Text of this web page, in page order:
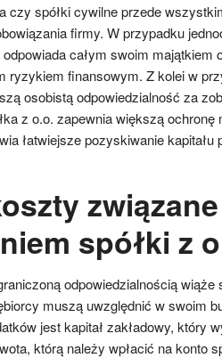
czy spółki cywilne przede
firmy. W przypadku
całym swoim majątkiem
ryzykiem finansowym. Z kolei w
osobistą odpowiedzialność za
z o.o. zapewnia większą
łatwiejsze pozyskiwanie kapitału
spółki z
odpowiedzialnością
muszą uwzględnić w swoim
jest kapitał zakładowy, który
którą należy wpłacić na konto